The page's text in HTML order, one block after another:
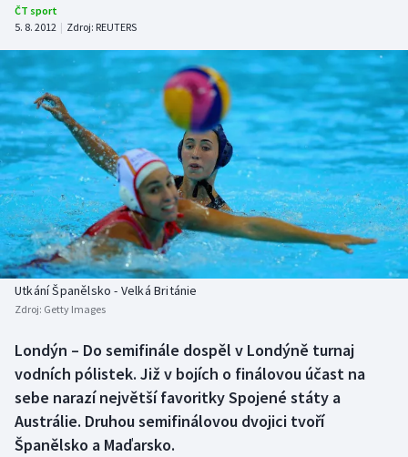
Atletika
Cyklistika
DALŠÍ SPORTY
Americký fotbal
Baseball a softbal
Basketbal
Biatlon
Box
Curling
NEPŘEHLÉDNĚTE
Soutěže
Historické návraty
Aplikace ČT sport
ČT sport
5. 8. 2012 | Zdroj: REUTERS
Utkání Španělsko - Velká Británie
Zdroj: Getty Images
Londýn – Do semifinále dospěl v Londýně turnaj
vodních pólistek. Již v bojích o finálovou účast na
sebe narazí největší favoritky Spojené státy a
Austrálie. Druhou semifinálovou dvojici tvoří
Španělsko a Maďarsko.